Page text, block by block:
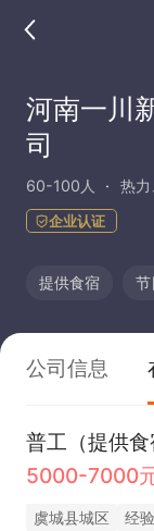
河南一川
司
60-100人 热力
企业认证
提供食宿 节
公司信息
普工（提供食
5000-7000
虞城县城区 经